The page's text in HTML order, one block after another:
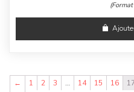
← 1 2 3 … 14 15 16